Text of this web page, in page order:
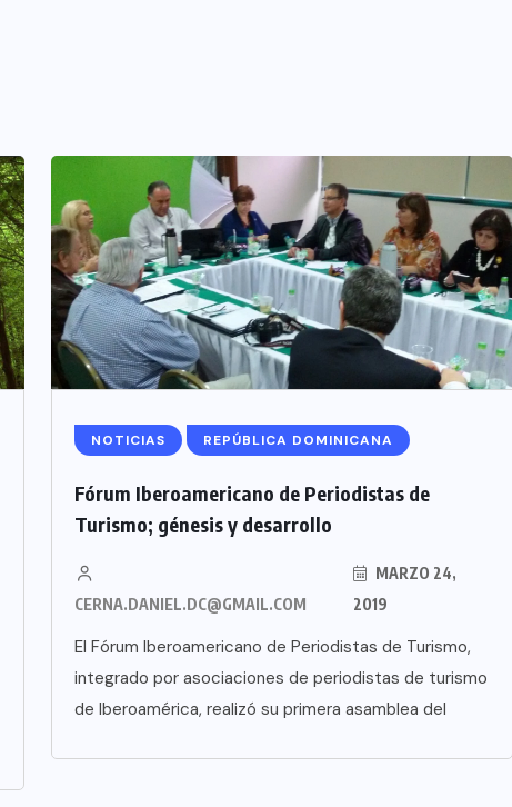
NOTICIAS REPÚBLICA DOMINICANA
Fórum Iberoamericano de Periodistas de
Turismo; génesis y desarrollo
CERNA.DANIEL.DC@GMAIL.COM
MARZO 24,
2019
El Fórum Iberoamericano de Periodistas de Turismo,
integrado por asociaciones de periodistas de turismo
de Iberoamérica, realizó su primera asamblea del